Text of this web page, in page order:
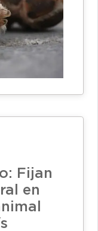
Fijan
en